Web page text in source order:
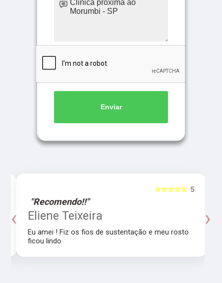
Enviar
5
☆☆☆☆☆
"Recomendo!!"
Eliene Teixeira
Eu amei ! Fiz os fios de sustentação e meu rosto
ficou lindo
‹ ›